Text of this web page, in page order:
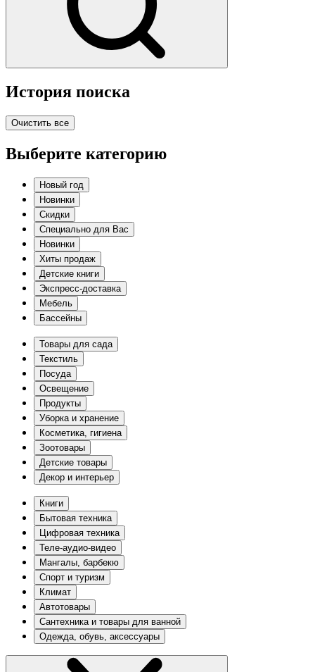
История поиска
Очистить все
Выберите категорию
Новый год
Новинки
Скидки
Специально для Вас
Новинки
Хиты продаж
Детские книги
Экспресс-доставка
Мебель
Бассейны
Товары для сада
Текстиль
Посуда
Освещение
Продукты
Уборка и хранение
Косметика, гигиена
Зоотовары
Детские товары
Декор и интерьер
Книги
Бытовая техника
Цифровая техника
Теле-аудио-видео
Мангалы, барбекю
Спорт и туризм
Климат
Автотовары
Сантехника и товары для ванной
Одежда, обувь, аксессуары